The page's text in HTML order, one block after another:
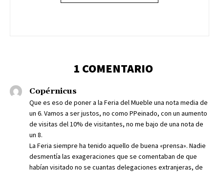
1 COMENTARIO
Copérnicus
Que es eso de poner a la Feria del Mueble una nota media de
un 6. Vamos a ser justos, no como PPeinado, con un aumento
de visitas del 10% de visitantes, no me bajo de una nota de
un 8.
La Feria siempre ha tenido aquello de buena «prensa». Nadie
desmentía las exageraciones que se comentaban de que
habían visitado no se cuantas delegaciones extranjeras, de